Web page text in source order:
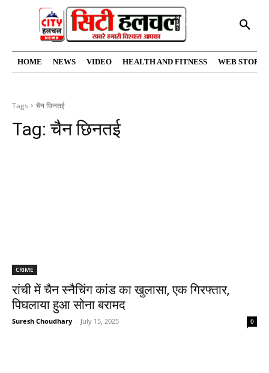
HOME NEWS VIDEO HEALTH AND FITNESS WEB
Tags चैन छिनतई
Tag:चैन छिनतई
CRIME
रांची में चैन स्नैचिंग कांड का खुलासा, एक गिरफ्तार,
पिघलाया हुआ सोना बरामद
Suresh Choudhary - July 15, 2025 0